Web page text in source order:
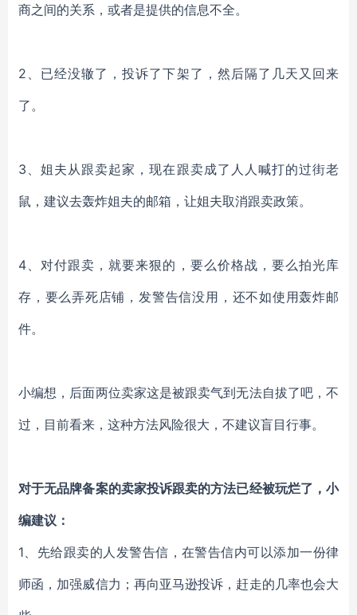
商之间的关系，或者是提供的信息不全。
2、已经没辙了，投诉了下架了，然后隔了几天又回来
了。
3、姐夫从跟卖起家，现在跟卖成了人人喊打的过街老
鼠，建议去轰炸姐夫的邮箱，让姐夫取消跟卖政策。
4、对付跟卖，就要来狠的，要么价格战，要么拍光库
存，要么弄死店铺，发警告信没用，还不如使用轰炸邮
件。
小编想，后面两位卖家这是被跟卖气到无法自拔了吧，不
过，目前看来，这种方法风险很大，不建议盲目行事。
对于无品牌备案的卖家投诉跟卖的方法已经被玩烂了，小
编建议：
1、先给跟卖的人发警告信，在警告信内可以添加一份律
师函，加强威信力；再向亚马逊投诉，赶走的几率也会大